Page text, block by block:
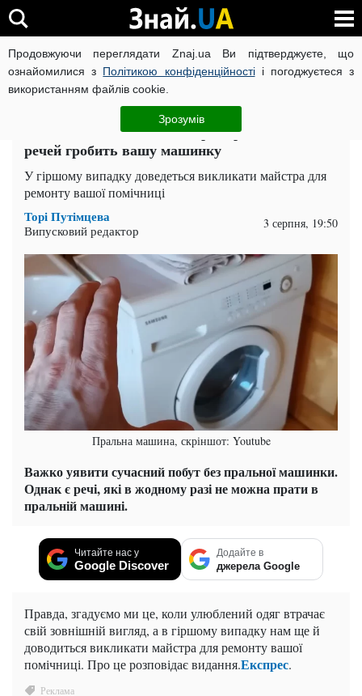
Продовжуючи переглядати Znaj.ua Ви підтверджуєте, що
ознайомилися з Політикою конфіденційностіі погоджуєтеся з
використанням файлів cookie.
Зрозумів
ВІЙНА РОСІЇ ПРОТИ УКРАЇНИ КОРОНАВІРУС В УКРАЇНІ
ЧИТАТЬ НА РУССКОМ
Озолотите не одного майстра: прання яких
речей гробить вашу машинку
У гіршому випадку доведеться викликати майстра для
ремонту вашої помічниці
Торі Путімцева
Випусковий редактор 3 серпня, 19:50
Пральна машина, скріншот: Youtube
Важко уявити сучасний побут без пральної машинки.
Однак є речі, які в жодному разі не можна прати в
пральній машині.
Читайте нас у
Google Discover
Додайте в
джерела Google
Правда, згадуємо ми це, коли улюблений одяг втрачає
свій зовнішній вигляд, а в гіршому випадку нам ще й
доводиться викликати майстра для ремонту вашої
помічниці. Про це розповідає видання.Експрес.